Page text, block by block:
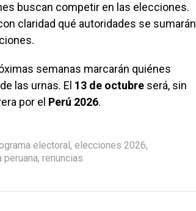
buscan competir en las elecciones.
claridad qué autoridades se sumarán
semanas marcarán quiénes
las urnas. El 13 de octubre será, sin
por el Perú 2026.
electoral, elecciones 2026,
peruana, renuncias